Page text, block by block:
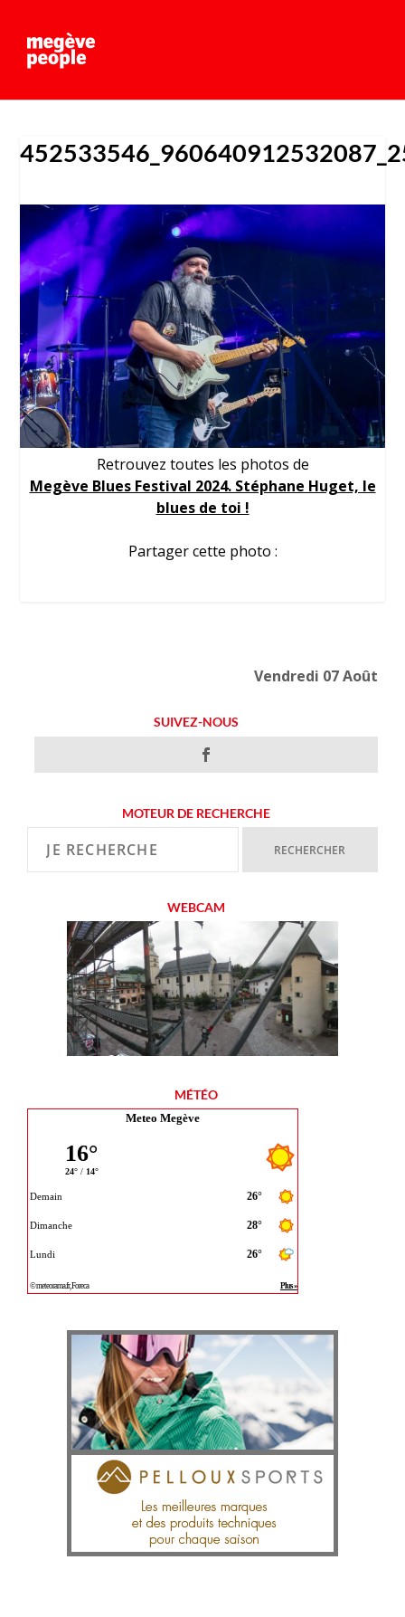
Retrouvez toutes les photos de
Megève Blues Festival 2024. Stéphane Huget, le
blues de toi !
Partager cette photo :
Vendredi 07 Août
SUIVEZ-NOUS
MOTEUR DE RECHERCHE
WEBCAM
MÉTÉO
Meteo Megève